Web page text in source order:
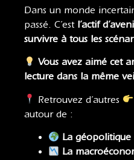
Dans un monde
passé. C’est l’actif
survivre à tous les
Vous avez aimé cet
lecture dans la même
Retrouvez d’autres
autour de :
La
La